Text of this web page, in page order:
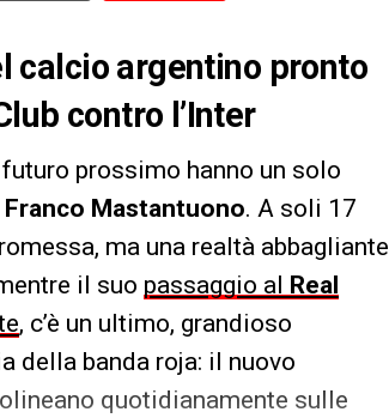
calcio argentino pronto
contro l’Inter
prossimo hanno un solo
Franco Mastantuono. A soli 17
ma una realtà abbagliante
il suo passaggio al Real
, c’è un ultimo, grandioso
della banda roja: il nuovo
quotidianamente sulle